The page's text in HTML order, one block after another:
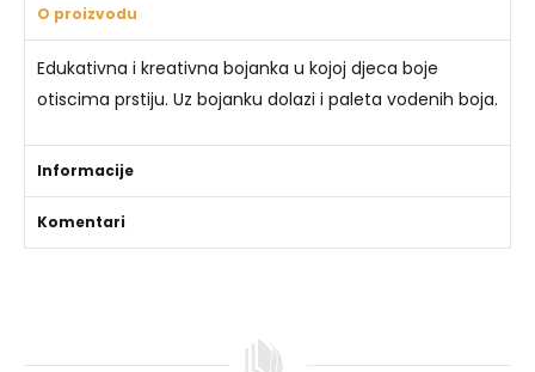
O proizvodu
Edukativna i kreativna bojanka u kojoj djeca boje
otiscima prstiju. Uz bojanku dolazi i paleta vodenih boja.
Informacije
Komentari